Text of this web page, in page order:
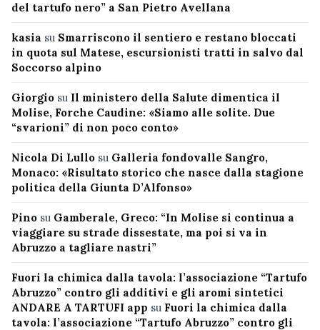
del tartufo nero” a San Pietro Avellana
kasia su Smarriscono il sentiero e restano bloccati
in quota sul Matese, escursionisti tratti in salvo dal
Soccorso alpino
Giorgio su Il ministero della Salute dimentica il
Molise, Forche Caudine: «Siamo alle solite. Due
“svarioni” di non poco conto»
Nicola Di Lullo su Galleria fondovalle Sangro,
Monaco: «Risultato storico che nasce dalla stagione
politica della Giunta D’Alfonso»
Pino su Gamberale, Greco: “In Molise si continua a
viaggiare su strade dissestate, ma poi si va in
Abruzzo a tagliare nastri”
Fuori la chimica dalla tavola: l’associazione “Tartufo
Abruzzo” contro gli additivi e gli aromi sintetici
ANDARE A TARTUFI app su Fuori la chimica dalla
tavola: l’associazione “Tartufo Abruzzo” contro gli